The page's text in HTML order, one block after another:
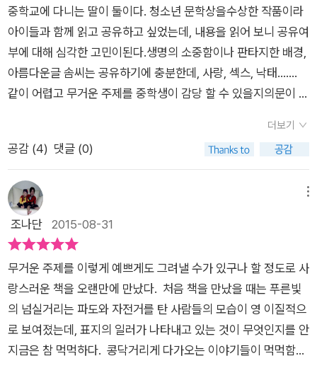
다. 여하튼 '제목은 그런 뜻이구나', '그나저나 노랑모자 아이의 정
체는 무엇일까?', '노랑모자 아이의 엄마는 도대체 누구일까?' 궁
금한 마음에 계속 읽어나갔다. 달림은 집에 돌아와 인터넷을 뒤졌
다. '임신'이라는 글자와 '중학생'이라는 글자를 찍었다. 검색어에
'낙태'라는 단어가 눈에 들어왔다. 대한민국 낙태공화국, OECD
들이 생명을 잃는다. 95.6프로 불법 낙태. 낙태비용, 낙태 가능한
병원, 낙태 가능 시기, 낙태한 연예인, 낙태 후 몸관리, 낙태 금지
법, 낙태 후유증, 낙태 찬반, 낙태 방법, 낙태 산부인과, 낙태 약,
낙태 실태, 낙태 반대 운동연합, 인공유산, 임신중절, 소파술, 흡
입술......낯선 단어들을 노려보노라니 머리가 빙빙 도는 것 같았
다. 정말로 생각해본 적 없는 단어들이었다. 낙타도 아니고 낙태
게 지내고 있다. 스스로 콩쥐같다고 생각하는 여학생이다. 그런데
어느 날 친구 미루가 임신을 했다는 청천벽력같은 소식을 전한다.
그제야 달림은 인터넷을 뒤져 관련 정보를 찾아보게 된다. '낙타
도 아니고 낙태라니!'라는 말로 보더라도 달림에게는 낯선 단어라
는 느낌을 준다. 슈가맨, 모자, 보풀들, 에밀레 별 등 현실과 판타
주제가 아닐까 싶을지도 모른다. 하지만 이 책은 청소년들의 임신
이나 그렇기에 자행되는 낙태만을 이야기하고 있지만은 않는 듯
하다. 어떤 이유에서건 한 생명을 없애는 모든 이들에게 경종을
울리기 위한 하나의 울림이다. 달림은 귀신놀이터라고 불리는 놀
이터에서 한 아이를 만난다. 이 아이는 엄마를 찾는다고 했다. 달
림은 그저 엄마를 기다리나 보다고 생각했고, 그렇게 가끔 아이와
만나며 정을 쌓아간다. 한편 달림의 가장 친한 친구, 미루가 임신
음을 깨닫고 세상에 의지할 사람이 어디에도 없다는 사실에 절망
한다. 이 아이들은, 스스로 결정하기 힘든 이 상황을 잘 헤쳐나갈
수 있을까? '이렇게 완벽할 줄 몰랐어요.''완벽할 수밖에. 요렇게
작아 보여도 우주를 품고 있거든. 엄마 뱃속의 양수는 고대의 바
닷물이야. 이 물에서 아기들은 억 년의 일기장을 들춰내고, 유구
한 세월을 견뎌온 생명의 기억을 찾아내지. 그리고 제 어머니 아
버지의 얼굴 너머, 그 이상의 먼시간을 본단다.'...208-209p 한
아이의 잉태를 과연 누가 쉽게 생각할 수 있을까. 하지만 각자 자
신의 상황이나 환경에 맞춰 때로는 잘못된 결정을 내리기도 한다.
중학교에 다니는 딸이 둘이다. 청소년 문학상을수상한 작품이라
아이들과 함께 읽고 공유하고 싶었는데, 내용을 읽어 보니 공유여
부에 대해 심각한 고민이된다.생명의 소중함이나 판타지한 배경,
아름다운글 솜씨는 공유하기에 충분한데, 사랑, 섹스, 낙태…….
같이 어렵고 무거운 주제를 중학생이 감당 할 수 있을지의문이 들
에 스스로 판단하여 결정하기 보다는어른(부모, 멘토 등)과상의
해서 결정하는 것이 가장 바람직하다.사춘기 청소년의 경우 2차
성징이 일어나면서 육체적 정신적인 변화가 생각보다 크게 일어
난다. 여자도 마찬가지겠지만, 남자의 경우 반항심과 성적 호기심
이 많아 지면서, 성 교육이 제대로되어있지 않을 경우, 감당하기
어려운 일을 감행하는 실수를 하게 된다.이성보다는 본능에 충실
인데이를 거부 한다면 동물과 다를 바가 무엇인가? 청소년기 아
이들이 성적 호기심이 많아지면서, 성관계에도눈을 뜨게 된다. 본
문에서처럼 여자 친구와 성행위를 하는 경우도 있고,성 매매를 통
한 경우도 있고, 아주 심한 경우에는 또래들끼리 모여 집단 성폭
력을 유희로생각하는 경우도 있다. 개인적으로 모두 옳지 않다고
더보기
공감 (4) 댓글 (0)
조나단 2015-08-31
무거운 주제를 이렇게 예쁘게도 그려낼 수가 있구나 할 정도로 사
랑스러운 책을 오랜만에 만났다. 처음 책을 만났을 때는 푸른빛
의 넘실거리는 파도와 자전거를 탄 사람들의 모습이 영 이질적으
로 보여졌는데, 표지의 일러가 나타내고 있는 것이 무엇인지를 안
지금은 참 먹먹하다. 콩닥거리게 다가오는 이야기들이 먹먹함만